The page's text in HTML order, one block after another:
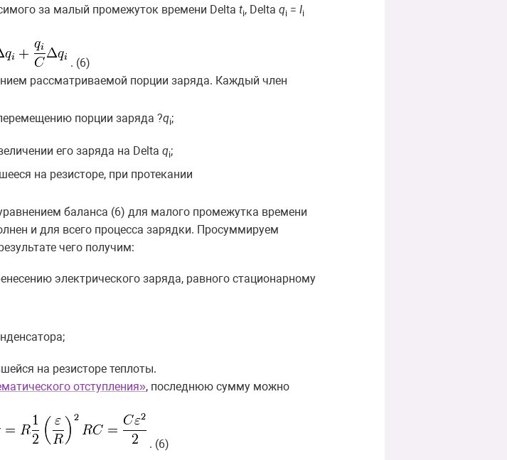
за малый промежуток времени Delta ti, Delta qi = Ii
. (6)
рассматриваемой порции заряда. Каждый член
порции заряда ?qi;
его заряда на Delta qi;
на резисторе, при протекании
баланса (6) для малого промежутка времени
и для всего процесса зарядки. Просуммируем
чего получим:
электрического заряда, равного стационарному
на резисторе теплоты.
отступления», последнюю сумму можно
. (6)